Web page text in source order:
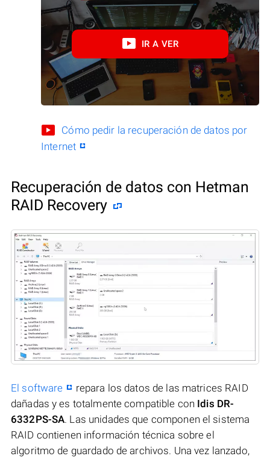
IR A VER
Cómo pedir la recuperación de datos por
Internet
Recuperación de datos con Hetman
RAID Recovery
El software
repara los datos de las matrices RAID
dañadas y es totalmente compatible con Idis DR-
6332PS-SA. Las unidades que componen el sistema
RAID contienen información técnica sobre el
algoritmo de guardado de archivos. Una vez lanzado,